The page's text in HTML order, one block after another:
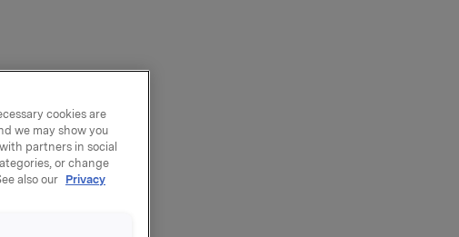
cookies are
we may show you
partners in social
or change
also our
Privacy